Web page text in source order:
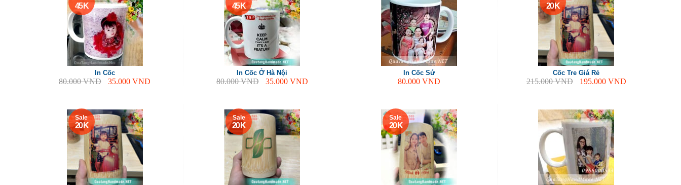
45 K
In Cốc
80.000VND 35.000 VND
45 K
In Cốc Ở Hà Nội
80.000VND 35.000 VND
In Cốc Sứ
80.000 VND
20 K
Cốc Tre Giá Rẻ
215.000VND 195.000 VND
Sale
20 K
Sale
20 K
Sale
20 K